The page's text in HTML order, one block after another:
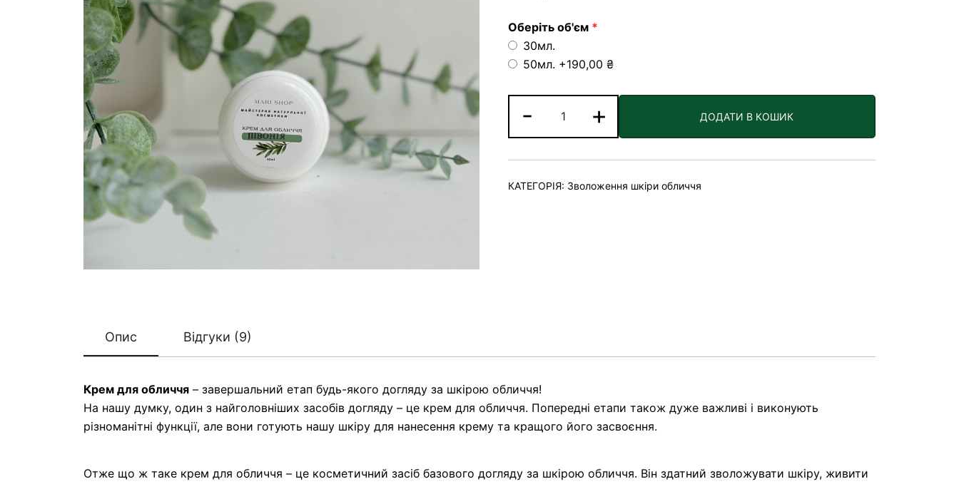
опитування
покупців
Оберіть об'єм
30мл.
50мл. +190,00 ₴
-
для
чутливої
шкіри
обличчя:
+ ДОДАТИ В КОШИК
КАТЕГОРІЯ: Зволоження шкіри обличчя
Опис Відгуки (9)
Крем для обличчя – завершальний етап будь-якого догляду за шкірою обличчя!
На нашу думку, один з найголовніших засобів догляду – це крем для обличчя. Попередні етапи також дуже важливі і виконують
різноманітні функції, але вони готують нашу шкіру для нанесення крему та кращого його засвоєння.
Отже що ж таке крем для обличчя – це косметичний засіб базового догляду за шкірою обличчя. Він здатний зволожувати шкіру, живити